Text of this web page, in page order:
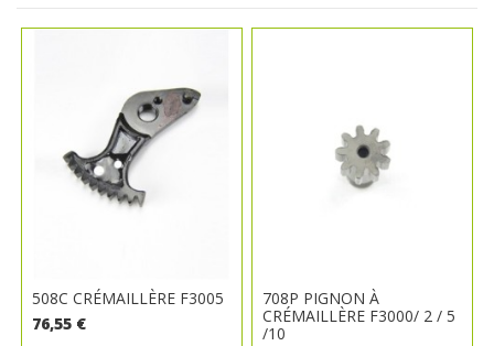
508C CRÉMAILLÈRE F3005
76,55 €
708P PIGNON À
CRÉMAILLÈRE F3000/ 2 / 5
/10